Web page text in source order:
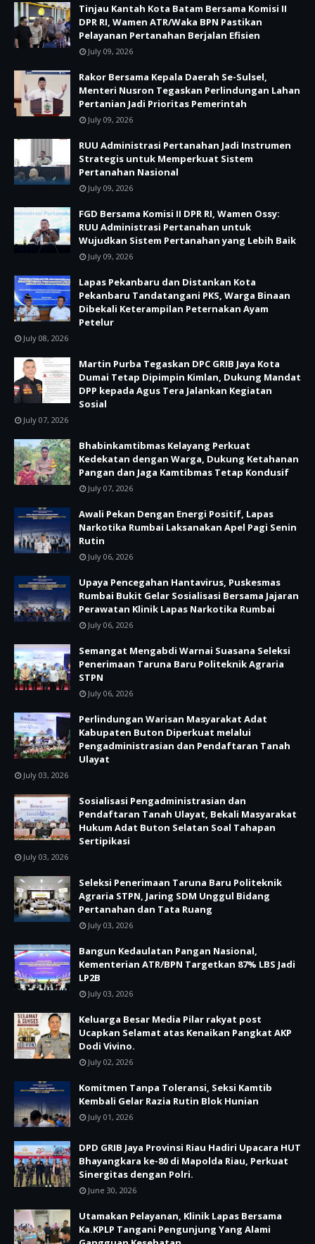
Tinjau Kantah Kota Batam Bersama Komisi II
DPR RI, Wamen ATR/Waka BPN Pastikan
Pelayanan Pertanahan Berjalan Efisien
July 09, 2026
Rakor Bersama Kepala Daerah Se-Sulsel,
Menteri Nusron Tegaskan Perlindungan Lahan
Pertanian Jadi Prioritas Pemerintah
July 09, 2026
RUU Administrasi Pertanahan Jadi Instrumen
Strategis untuk Memperkuat Sistem
Pertanahan Nasional
July 09, 2026
FGD Bersama Komisi II DPR RI, Wamen Ossy:
RUU Administrasi Pertanahan untuk
Wujudkan Sistem Pertanahan yang Lebih Baik
July 09, 2026
Lapas Pekanbaru dan Distankan Kota
Pekanbaru Tandatangani PKS, Warga Binaan
Dibekali Keterampilan Peternakan Ayam
Petelur
July 08, 2026
Martin Purba Tegaskan DPC GRIB Jaya Kota
Dumai Tetap Dipimpin Kimlan, Dukung Mandat
DPP kepada Agus Tera Jalankan Kegiatan
Sosial
July 07, 2026
Bhabinkamtibmas Kelayang Perkuat
Kedekatan dengan Warga, Dukung Ketahanan
Pangan dan Jaga Kamtibmas Tetap Kondusif
July 07, 2026
Awali Pekan Dengan Energi Positif, Lapas
Narkotika Rumbai Laksanakan Apel Pagi Senin
Rutin
July 06, 2026
Upaya Pencegahan Hantavirus, Puskesmas
Rumbai Bukit Gelar Sosialisasi Bersama Jajaran
Perawatan Klinik Lapas Narkotika Rumbai
July 06, 2026
Semangat Mengabdi Warnai Suasana Seleksi
Penerimaan Taruna Baru Politeknik Agraria
STPN
July 06, 2026
Perlindungan Warisan Masyarakat Adat
Kabupaten Buton Diperkuat melalui
Pengadministrasian dan Pendaftaran Tanah
Ulayat
July 03, 2026
Sosialisasi Pengadministrasian dan
Pendaftaran Tanah Ulayat, Bekali Masyarakat
Hukum Adat Buton Selatan Soal Tahapan
Sertipikasi
July 03, 2026
Seleksi Penerimaan Taruna Baru Politeknik
Agraria STPN, Jaring SDM Unggul Bidang
Pertanahan dan Tata Ruang
July 03, 2026
Bangun Kedaulatan Pangan Nasional,
Kementerian ATR/BPN Targetkan 87% LBS Jadi
LP2B
July 03, 2026
Keluarga Besar Media Pilar rakyat post
Ucapkan Selamat atas Kenaikan Pangkat AKP
Dodi Vivino.
July 02, 2026
Komitmen Tanpa Toleransi, Seksi Kamtib
Kembali Gelar Razia Rutin Blok Hunian
July 01, 2026
DPD GRIB Jaya Provinsi Riau Hadiri Upacara HUT
Bhayangkara ke-80 di Mapolda Riau, Perkuat
Sinergitas dengan Polri.
June 30, 2026
Utamakan Pelayanan, Klinik Lapas Bersama
Ka.KPLP Tangani Pengunjung Yang Alami